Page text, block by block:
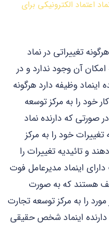
اعتماد الکترونیکی برای
تغییراتی در نماد
آن وجود ندارد و در
اینماد وظیفه دارد هرگونه
خود را به مرکز توسعه
صورتی که دارنده نماد
خود را به مرکز
و تائیدیه تغییرات را
اینماد مدیرعامل فوت
هستند که به صورت
و طی مدت زمان ۱۵ روز مورد را به مرکز توسعه تجارت
دارنده اینماد شخص حقیقی